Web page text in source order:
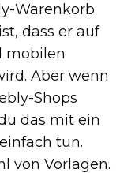
Warenkorb
dass er auf
mobilen
Aber wenn
Shops
das mit ein
tun.
von Vorlagen.